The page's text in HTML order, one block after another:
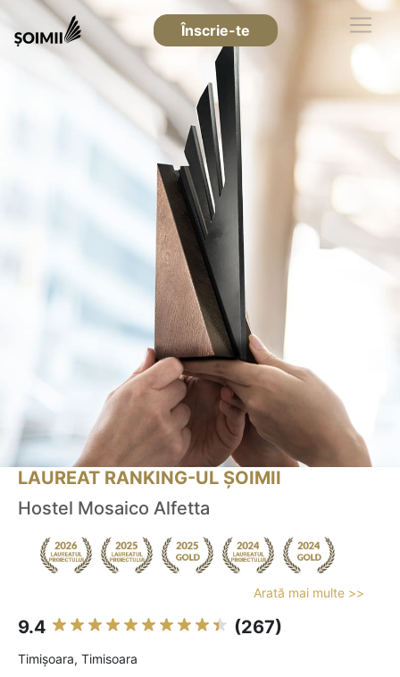
Înscrie-te
LAUREAT RANKING-UL ȘOIMII
Hostel Mosaico Alfetta
Arată mai multe >>
9.4 (267)
Timişoara, Timisoara